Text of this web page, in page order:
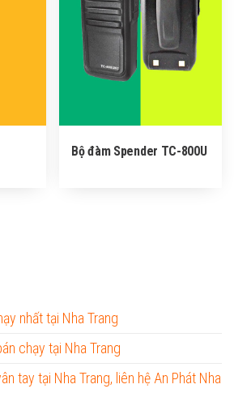
Bộ đàm Spender TC-800U
nhất tại Nha Trang
chạy tại Nha Trang
tay tại Nha Trang, liên hệ An Phát Nha